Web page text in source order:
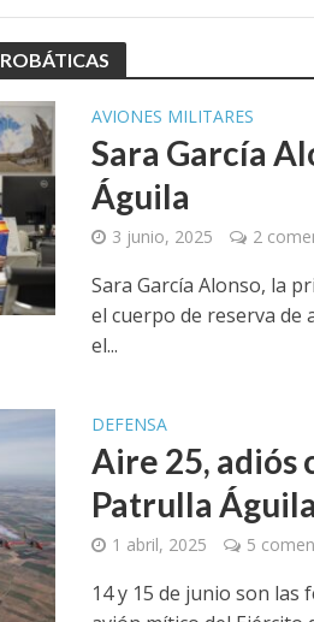
AVIONES MILITARES
Sara García
Águila
3 junio, 2025 2
Sara García Alonso, la
el cuerpo de reserva
el...
DEFENSA
Aire 25, adiós
Patrulla Águila
1 abril, 2025 5
14 y 15 de junio son las